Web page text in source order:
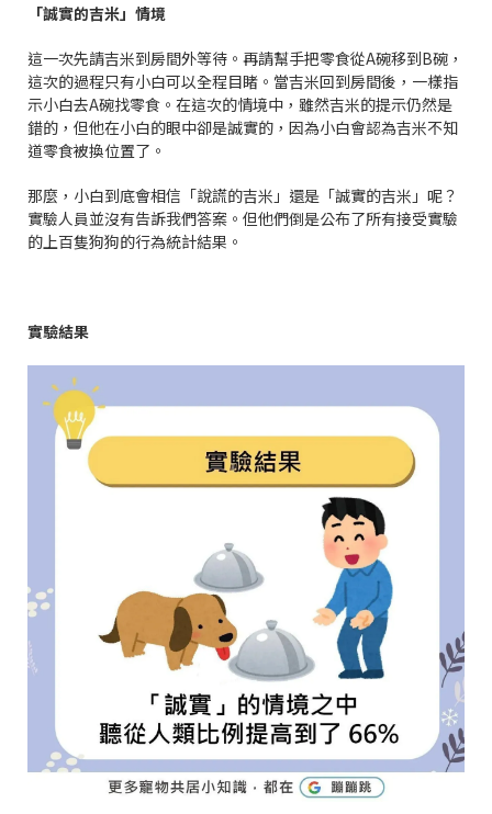
「誠實的吉米」情境
這一次先請吉米到房間外等待。再請幫手把零食從A碗移到B碗，
這次的過程只有小白可以全程目睹。當吉米回到房間後，一樣指
示小白去A碗找零食。在這次的情境中，雖然吉米的提示仍然是
錯的，但他在小白的眼中卻是誠實的，因為小白會認為吉米不知
道零食被換位置了。
那麼，小白到底會相信「說謊的吉米」還是「誠實的吉米」呢？
實驗人員並沒有告訴我們答案。但他們倒是公布了所有接受實驗
的上百隻狗狗的行為統計結果。
實驗結果